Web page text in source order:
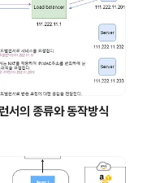
다.
서의 종류와 동작방식